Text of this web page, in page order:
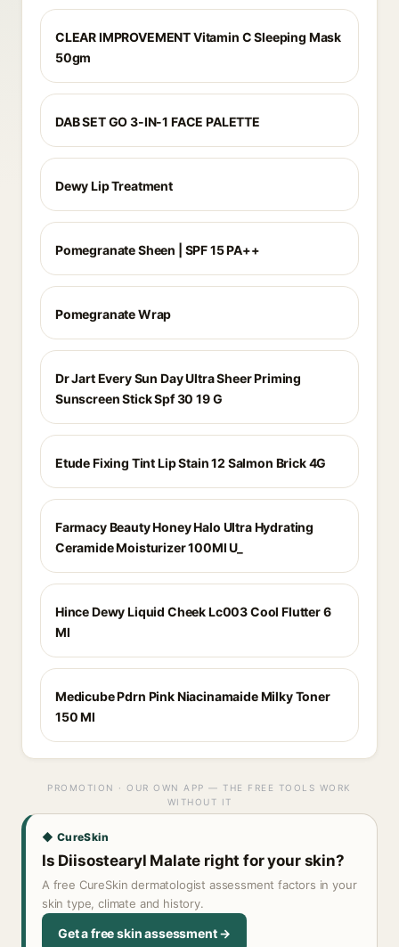
CLEAR IMPROVEMENT Vitamin C Sleeping Mask
50gm
DAB SET GO 3-IN-1 FACE PALETTE
Dewy Lip Treatment
Pomegranate Sheen | SPF 15 PA++
Pomegranate Wrap
Dr Jart Every Sun Day Ultra Sheer Priming
Sunscreen Stick Spf 30 19 G
Etude Fixing Tint Lip Stain 12 Salmon Brick 4G
Farmacy Beauty Honey Halo Ultra Hydrating
Ceramide Moisturizer 100Ml U_
Hince Dewy Liquid Cheek Lc003 Cool Flutter 6
Ml
Medicube Pdrn Pink Niacinamaide Milky Toner
150 Ml
PROMOTION · OUR OWN APP — THE FREE TOOLS WORK
WITHOUT IT
◆ CureSkin
Is Diisostearyl Malate right for your skin?
A free CureSkin dermatologist assessment factors in your
skin type, climate and history.
Get a free skin assessment →